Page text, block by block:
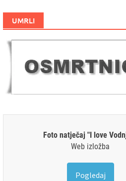
UMRLI
Foto natječaj "I love
Web izložba
Pogledaj